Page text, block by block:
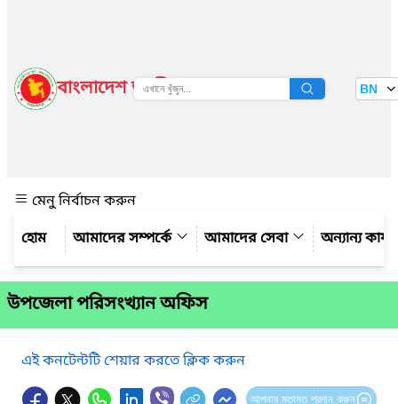
বাংলাদেশ জাতীয় তথ্য বাতায়ন BN
মেনু নির্বাচন করুন
আমাদের সম্পর্কে
আমাদের সেবা অন্যান্য
উপজেলা পরিসংখ্যান অফিস
এই কনটেন্টটি শেয়ার করতে ক্লিক করুন
আপনার মতামত প্রদান করুন